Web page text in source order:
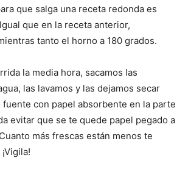
que salga una receta redonda es
que en la receta anterior,
tanto el horno a 180 grados.
la media hora, sacamos las
las lavamos y las dejamos secar
fuente con papel absorbente en la parte
evitar que se te quede papel pegado a
más frescas están menos te